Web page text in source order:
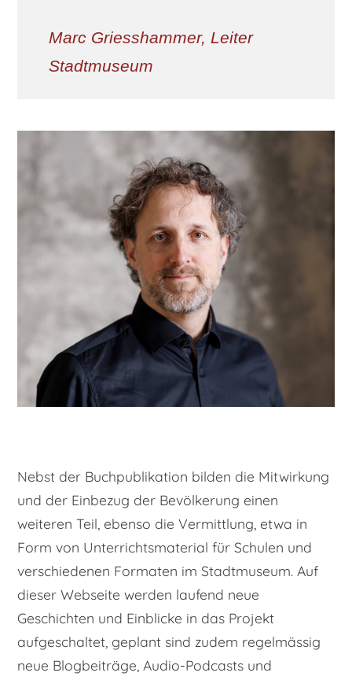
​Marc Griesshammer, Leiter
Stadtmuseum
Nebst der Buchpublikation bilden die Mitwirkung
und der Einbezug der Bevölkerung einen
weiteren Teil, ebenso die Vermittlung, etwa in
Form von Unterrichtsmaterial für Schulen und
verschiedenen Formaten im Stadtmuseum. Auf
dieser Webseite werden laufend neue
Geschichten und Einblicke in das Projekt
aufgeschaltet, geplant sind zudem regelmässig
neue Blogbeiträge, Audio-Podcasts und